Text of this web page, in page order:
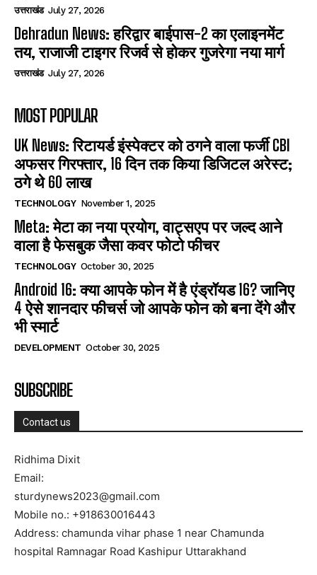
उत्तराखंड July 27, 2026
Dehradun News: हरिद्वार बाईपास-2 का एलाइनमेंट
तय, राजाजी टाइगर रिजर्व से होकर गुजरेगा नया मार्ग
उत्तराखंड July 27, 2026
MOST POPULAR
UK News: रिटायर्ड इंस्पेक्टर को ठगने वाला फर्जी CBI
अफसर गिरफ्तार, 16 दिन तक किया डिजिटल अरेस्ट;
ठगे थे 60 लाख
TECHNOLOGY November 1, 2025
Meta: मेटा का नया प्रयोग, वाट्सएप पर जल्द आने
वाला है फेसबुक जैसा कवर फोटो फीचर
TECHNOLOGY October 30, 2025
Android 16: क्या आपके फोन में है एंड्रॉयड 16? जानिए
4 ऐसे शानदार फीचर्स जो आपके फोन को बना देंगे और
भी स्मार्ट
DEVELOPMENT October 30, 2025
SUBSCRIBE
Contact us
Ridhima Dixit
Email:
sturdynews2023@gmail.com
Mobile no.: +918630016443
Address: chamunda vihar phase 1 near Chamunda
hospital Ramnagar Road Kashipur Uttarakhand